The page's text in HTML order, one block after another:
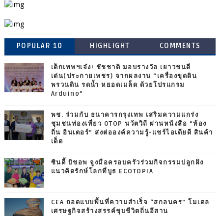
POPULAR 10 HIGHLIGHT COMMENTS
เด็กเทพฯเจ๋ง! ชัชชาติ มอบรางวัล เยาวชนดี
เด่น(ประกายเพชร) จากผลงาน “เครื่องขุดดิน
พรวนดิน รดน้ำ หยอดเมล็ด ด้วยโปรแกรม
Arduino”
พช. ร่วมกับ ธนาคารกรุงเทพ เสริมความแกร่ง
ชุมชนท่องเที่ยว OTOP นวัตวิถี ผ่านหนังสือ “ท้อง
ถิ่น อินเตอร์” ส่งต่อองค์ความรู้-แชร์ไอเดียดี สินค้า
เด็ด
ซินดี้ บิชอพ จูงมือครอบครัวร่วมกิจกรรมปลูกฝัง
แนวคิดรักษ์โลกที่บูธ ECOTOPIA
CEA ถอดแบบพื้นที่ความสำเร็จ “สกลนคร” โมเดล
เศรษฐกิจสร้างสรรค์ชุบชีวิตถิ่นอีสาน